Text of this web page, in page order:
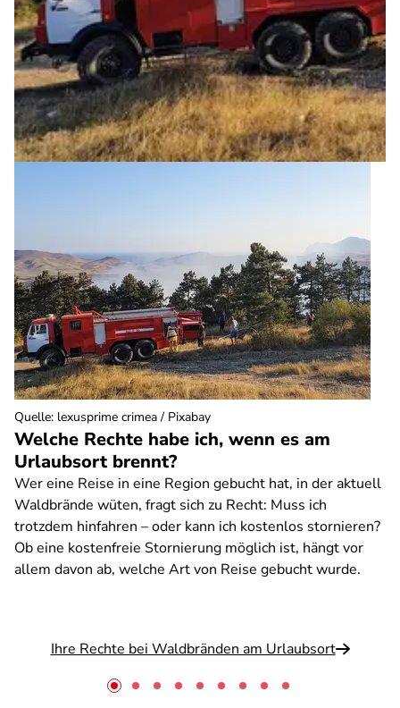
Welche Rechte habe ich, wenn es am
Urlaubsort brennt?
Wer eine Reise in eine Region gebucht hat, in der aktuell
Waldbrände wüten, fragt sich zu Recht: Muss ich
trotzdem hinfahren – oder kann ich kostenlos stornieren?
Ob eine kostenfreie Stornierung möglich ist, hängt vor
allem davon ab, welche Art von Reise gebucht wurde.
Ihre Rechte bei Waldbränden am Urlaubsort
Quelle: lexusprime crimea / Pixabay